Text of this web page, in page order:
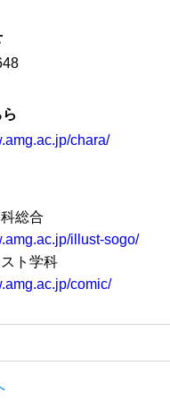
chara/
総合
illust-sogo/
ト学科
comic/